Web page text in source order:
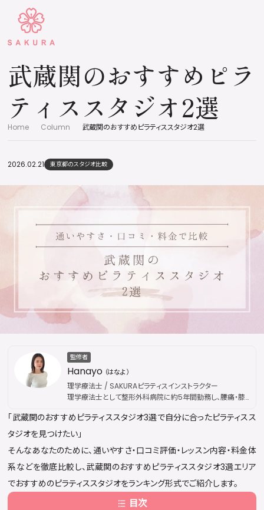
武蔵関のおすすめピラ
ティススタジオ2選
Home Column 武蔵関のおすすめピラティススタジオ2選
2026.02.21 東京都のスタジオ比較
監修者
Hanayo （はなよ）
理学療法士 / SAKURAピラティスインストラクター
理学療法士として整形外科病院に約5年間勤務し、腰痛・膝
を担当。その後、国際的なピラティス資格団体「Peak
Pilates」の認定資格を取得し、指導歴は通算5年に及ぶ。現
療現場で培った解剖学・運動療法の専門知識を土台に、身体
の仕組みに基づいた本質的な姿勢改善・疼痛ケアを提供し
セル待ちが続出するほどの人気を誇る。
「武蔵関のおすすめピラティススタジオ3選で自分に合ったピラティスス
タジオを見つけたい」
そんなあなたのために、通いやすさ・口コミ評価・レッスン内容・料金体
系などを徹底比較し、武蔵関のおすすめピラティススタジオ3選エリア
でおすすめのピラティススタジオをランキング形式でご紹介します。
目次